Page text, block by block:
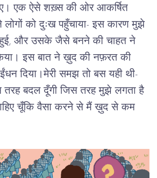
एक ऐसे शख़्स की ओर आकर्षित
लोगों को दुःख पहुँचाया- इस कारण मुझे
हुई, और उसके जैसे बनने की चाहत ने
इस बात ने ख़ुद की नफ़रत की
दिया।मेरी समझ तो बस यही थी-
तरह बदल दूँगी जिस तरह मुझे लगता है
चूँकि वैसा करने से मैं ख़ुद से कम